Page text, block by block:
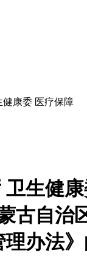
康委 医疗保障
生健
古自治
办法